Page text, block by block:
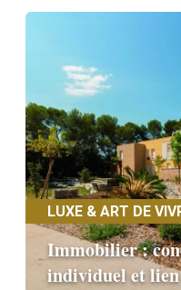
LUXE & ART DE
Immobilier :
individuel et